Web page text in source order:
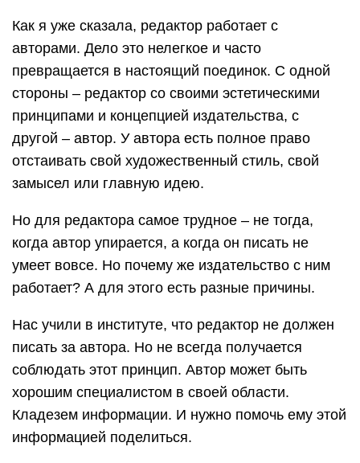
Как я уже сказала, редактор работает с
авторами. Дело это нелегкое и часто
превращается в настоящий поединок. С одной
стороны – редактор со своими эстетическими
принципами и концепцией издательства, с
другой – автор. У автора есть полное право
отстаивать свой художественный стиль, свой
замысел или главную идею.
Но для редактора самое трудное – не тогда,
когда автор упирается, а когда он писать не
умеет вовсе. Но почему же издательство с ним
работает? А для этого есть разные причины.
Нас учили в институте, что редактор не должен
писать за автора. Но не всегда получается
соблюдать этот принцип. Автор может быть
хорошим специалистом в своей области.
Кладезем информации. И нужно помочь ему этой
информацией поделиться.